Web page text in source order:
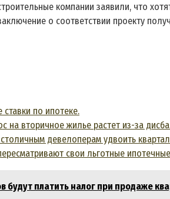
компании заявили, что
о соответствии проекту
по ипотеке.
на вторичное жилье растет из-за
девелоперам удвоить
свои льготные
будут платить налог при продаже